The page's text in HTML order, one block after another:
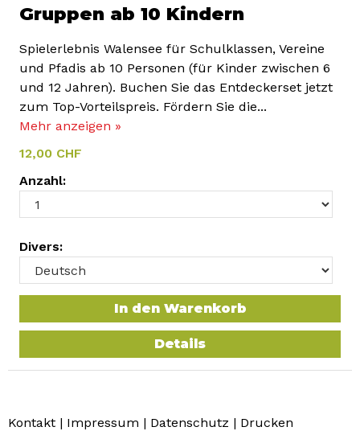
Gruppen ab 10 Kindern
Spielerlebnis Walensee für Schulklassen, Vereine
und Pfadis ab 10 Personen (für Kinder zwischen 6
und 12 Jahren). Buchen Sie das Entdeckerset jetzt
zum Top-Vorteilspreis. Fördern Sie die...
Mehr anzeigen »
12,00 CHF
Anzahl:
Divers:
In den Warenkorb
Details
Kontakt | Impressum | Datenschutz | Drucken